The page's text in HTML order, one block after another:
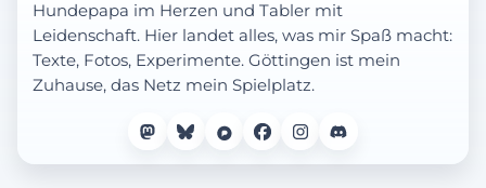
Hundepapa im Herzen und Tabler mit
Leidenschaft. Hier landet alles, was mir Spaß macht:
Texte, Fotos, Experimente. Göttingen ist mein
Zuhause, das Netz mein Spielplatz.